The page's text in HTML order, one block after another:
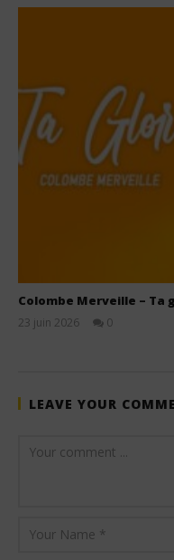
Colombe Merveille – Ta
23 juin 2026
0
LEAVE YOUR